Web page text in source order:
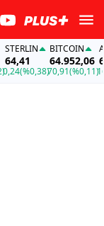
STERLIN
64,41
(%0,38)
BITCOIN
64.952,06
70,91(%0,11)